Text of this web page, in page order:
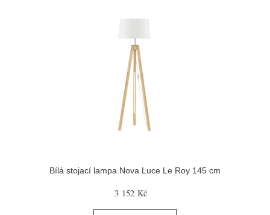
Bílá stojací lampa Nova Luce Le Roy 145 cm
3 152 Kč